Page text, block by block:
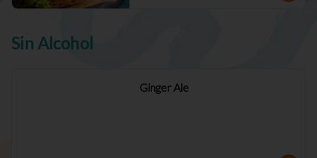
Sin Alcohol
Ginger Ale